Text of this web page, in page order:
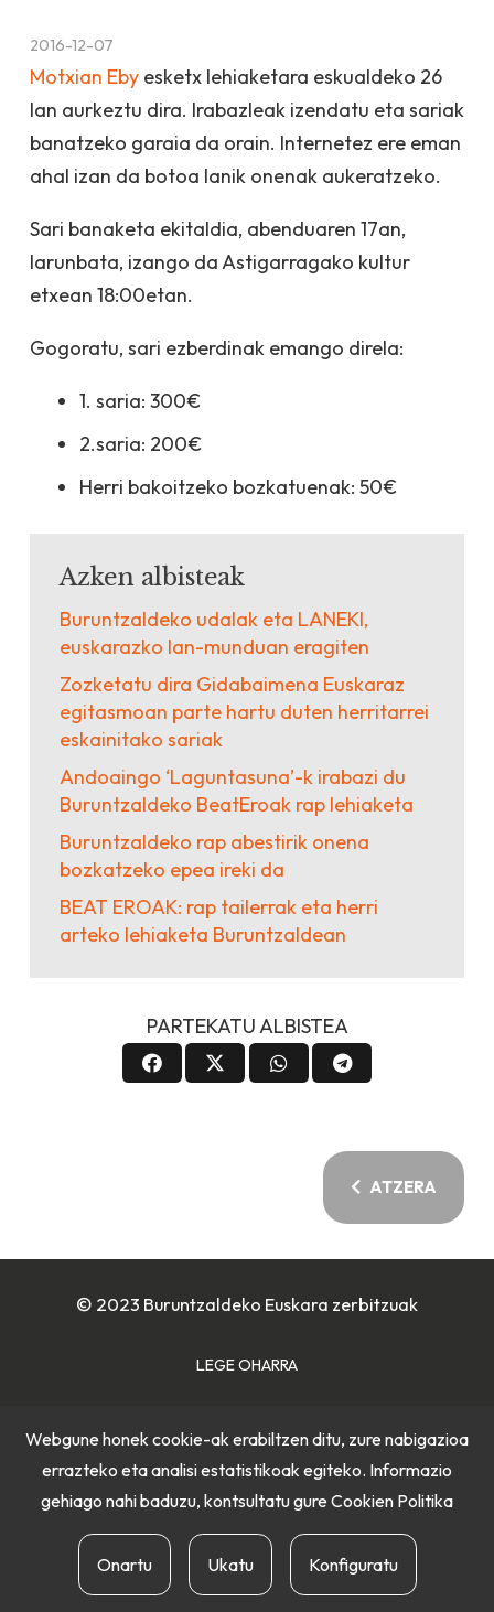
2016-12-07
Motxian Eby esketx lehiaketara eskualdeko 26
lan aurkeztu dira. Irabazleak izendatu eta sariak
banatzeko garaia da orain. Internetez ere eman
ahal izan da botoa lanik onenak aukeratzeko.
Sari banaketa ekitaldia, abenduaren 17an,
larunbata, izango da Astigarragako kultur
etxean 18:00etan.
Gogoratu, sari ezberdinak emango direla:
1. saria: 300€
2.saria: 200€
Herri bakoitzeko bozkatuenak: 50€
Azken albisteak
Buruntzaldeko udalak eta LANEKI,
euskarazko lan-munduan eragiten
Zozketatu dira Gidabaimena Euskaraz
egitasmoan parte hartu duten herritarrei
eskainitako sariak
Andoaingo ‘Laguntasuna’-k irabazi du
Buruntzaldeko BeatEroak rap lehiaketa
Buruntzaldeko rap abestirik onena
bozkatzeko epea ireki da
BEAT EROAK: rap tailerrak eta herri
arteko lehiaketa Buruntzaldean
PARTEKATU ALBISTEA
ATZERA
© 2023 Buruntzaldeko Euskara zerbitzuak
LEGE OHARRA
PRIBATUTASUN POLITIKA
Webgune honek cookie-ak erabiltzen ditu, zure nabigazioa
errazteko eta analisi estatistikoak egiteko. Informazio
gehiago nahi baduzu, kontsultatu gure Cookien Politika
Onartu Ukatu Konfiguratu